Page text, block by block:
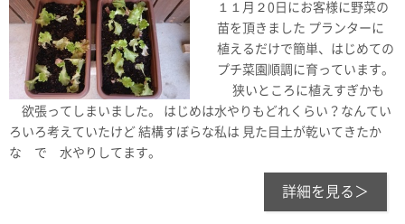
１１月２0日にお客様に野菜の
苗を頂きました プランターに
植えるだけで簡単、はじめての
プチ菜園順調に育っています。
狭いところに植えすぎかも
欲張ってしまいました。 はじめは水やりもどれくらい？なんてい
ろいろ考えていたけど 結構すぼらな私は 見た目土が乾いてきたか
な で 水やりしてます。
詳細を見る＞